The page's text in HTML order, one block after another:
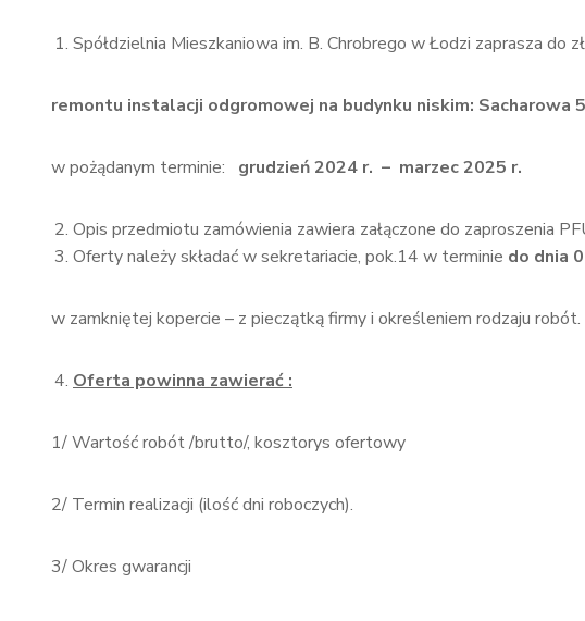
Spółdzielnia Mieszkaniowa im. B. Chrobrego w Łodzi zaprasza do
remontu instalacji odgromowej na budynku niskim: Sacharowa
w pożądanym terminie: grudzień 2024 r. – marzec 2025 r.
Opis przedmiotu zamówienia zawiera załączone do zaproszenia
Oferty należy składać w sekretariacie, pok.14 w terminie do dnia
w zamkniętej kopercie – z pieczątką firmy i określeniem rodzaju robót.
Oferta powinna zawierać :
1/ Wartość robót /brutto/, kosztorys ofertowy
2/ Termin realizacji (ilość dni roboczych).
3/ Okres gwarancji